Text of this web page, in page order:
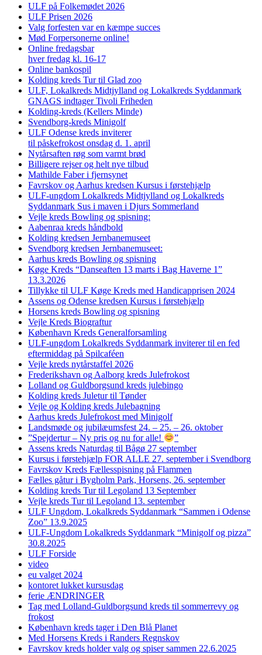
ULF på Folkemødet 2026
ULF Prisen 2026
Valg forfesten var en kæmpe succes
Mød Forpersonerne online!
Online fredagsbar
hver fredag kl. 16-17
Online bankospil
Kolding kreds Tur til Glad zoo
ULF, Lokalkreds Midtjylland og Lokalkreds Syddanmark
GNAGS indtager Tivoli Friheden
Kolding-kreds (Kellers Minde)
Svendborg-kreds Minigolf
ULF Odense kreds inviterer
til påskefrokost onsdag d. 1. april
Nytårsaften røg som varmt brød
Billigere rejser og helt nye tilbud
Mathilde Faber i fjernsynet
Favrskov og Aarhus kredsen Kursus i førstehjælp
ULF-ungdom Lokalkreds Midtjylland og Lokalkreds
Syddanmark Sus i maven i Djurs Sommerland
Vejle kreds Bowling og spisning:
Aabenraa kreds håndbold
Kolding kredsen Jernbanemuseet
Svendborg kredsen Jernbanemuseet:
Aarhus kreds Bowling og spisning
Køge Kreds “Danseaften 13 marts i Bag Haverne 1”
13.3.2026
Tillykke til ULF Køge Kreds med Handicapprisen 2024
Assens og Odense kredsen Kursus i førstehjælp
Horsens kreds Bowling og spisning
Vejle Kreds Biograftur
København Kreds Generalforsamling
ULF-ungdom Lokalkreds Syddanmark inviterer til en fed
eftermiddag på Spilcaféen
Vejle kreds nytårstaffel 2026
Frederikshavn og Aalborg kreds Julefrokost
Lolland og Guldborgsund kreds julebingo
Kolding kreds Juletur til Tønder
Vejle og Kolding kreds Julebagning
Aarhus kreds Julefrokost med Minigolf
Landsmøde og jubilæumsfest 24. – 25. – 26. oktober
”Spejdertur – Ny pris og nu for alle!
”
Assens kreds Naturdag til Bågø 27 september
Kursus i førstehjælp FOR ALLE 27. september i Svendborg
Favrskov Kreds Fællesspisning på Flammen
Fælles gåtur i Bygholm Park, Horsens, 26. september
Kolding kreds Tur til Legoland 13 September
Vejle kreds Tur til Legoland 13. september
ULF Ungdom, Lokalkreds Syddanmark “Sammen i Odense
Zoo” 13.9.2025
ULF-Ungdom Lokalkreds Syddanmark “Minigolf og pizza”
30.8.2025
ULF Forside
video
eu valget 2024
kontoret lukket kursusdag
ferie ÆNDRINGER
Tag med Lolland-Guldborgsund kreds til sommerrevy og
frokost
København kreds tager i Den Blå Planet
Med Horsens Kreds i Randers Regnskov
Favrskov kreds holder valg og spiser sammen 22.6.2025